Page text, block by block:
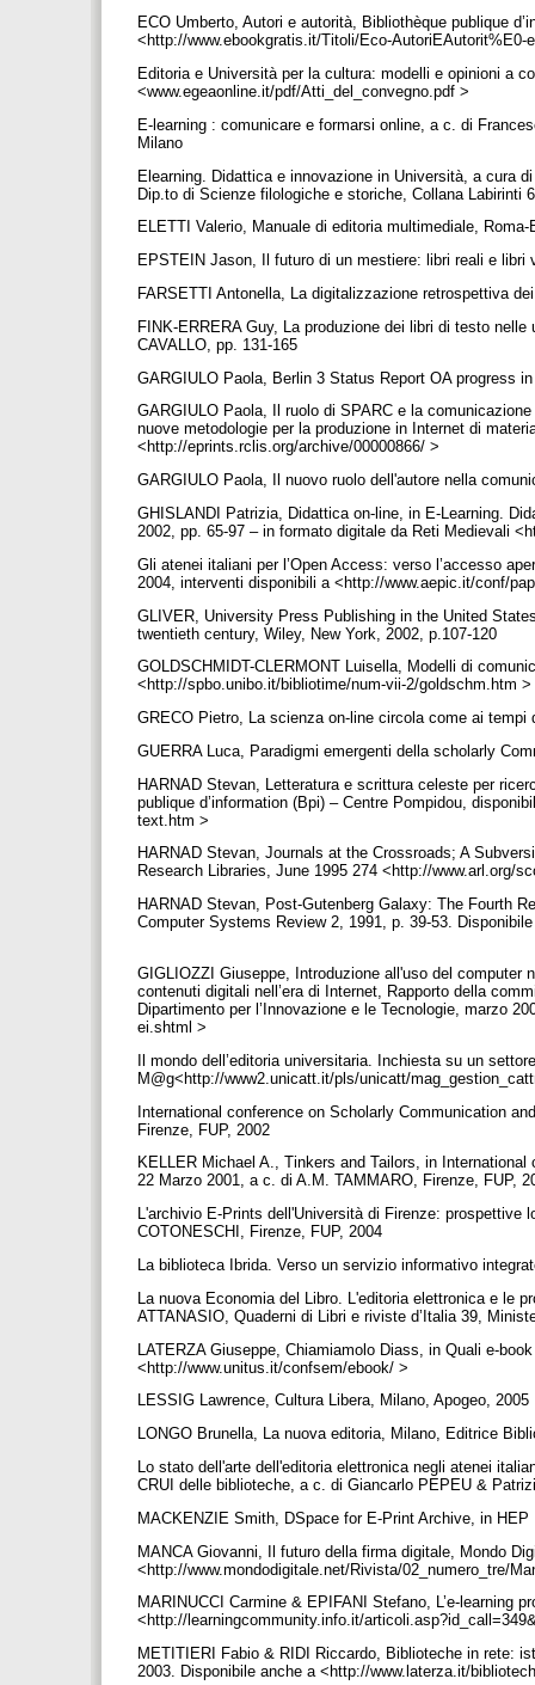
ECO Umberto, Autori e autorità, Bibliothèque publique
<http://www.ebookgratis.it/Titoli/Eco-
Editoria e Università per la cultura: modelli e opinioni a
<www.egeaonline.it/pdf/Atti_del_convegno.pdf >
E-learning : comunicare e formarsi online, a c. di
Milano
Elearning. Didattica e innovazione in Università, a cura
Dip.to di Scienze filologiche e storiche, Collana Labirinti
ELETTI Valerio, Manuale di editoria multimediale,
EPSTEIN Jason, Il futuro di un mestiere: libri reali e
FARSETTI Antonella, La digitalizzazione retrospettiva
FINK-ERRERA Guy, La produzione dei libri di testo
CAVALLO, pp. 131-165
GARGIULO Paola, Berlin 3 Status Report OA progress
GARGIULO Paola, Il ruolo di SPARC e la
nuove metodologie per la produzione in Internet di
<http://eprints.rclis.org/archive/00000866/ >
GARGIULO Paola, Il nuovo ruolo dell'autore nella
GHISLANDI Patrizia, Didattica on-line, in E-Learning.
2002, pp. 65-97 – in formato digitale da Reti Medievali
Gli atenei italiani per l’Open Access: verso l’accesso
2004, interventi disponibili a <http://www.aepic.it/conf/
GLIVER, University Press Publishing in the United
twentieth century, Wiley, New York, 2002, p.107-120
GOLDSCHMIDT-CLERMONT Luisella, Modelli di
<http://spbo.unibo.it/bibliotime/num-vii-2/goldschm.htm >
GRECO Pietro, La scienza on-line circola come ai
GUERRA Luca, Paradigmi emergenti della scholarly
HARNAD Stevan, Letteratura e scrittura celeste per
publique d’information (Bpi) – Centre Pompidou,
text.htm >
HARNAD Stevan, Journals at the Crossroads; A
Research Libraries, June 1995 274 <http://www.arl.org/
HARNAD Stevan, Post-Gutenberg Galaxy: The Fourth
Computer Systems Review 2, 1991, p. 39-53.
GIGLIOZZI Giuseppe, Introduzione all'uso del computer
contenuti digitali nell’era di Internet, Rapporto della
Dipartimento per l’Innovazione e le Tecnologie, marzo
ei.shtml >
Il mondo dell’editoria universitaria. Inchiesta su un
M@g<http://www2.unicatt.it/pls/unicatt/
International conference on Scholarly Communication
Firenze, FUP, 2002
KELLER Michael A., Tinkers and Tailors, in
22 Marzo 2001, a c. di A.M. TAMMARO, Firenze, FUP,
L'archivio E-Prints dell'Università di Firenze:
COTONESCHI, Firenze, FUP, 2004
La biblioteca Ibrida. Verso un servizio informativo
La nuova Economia del Libro. L'editoria elettronica e le
ATTANASIO, Quaderni di Libri e riviste d’Italia 39,
LATERZA Giuseppe, Chiamiamolo Diass, in Quali e-
<http://www.unitus.it/confsem/ebook/ >
LESSIG Lawrence, Cultura Libera, Milano, Apogeo, 2005
LONGO Brunella, La nuova editoria, Milano, Editrice
Lo stato dell'arte dell'editoria elettronica negli atenei
CRUI delle biblioteche, a c. di Giancarlo PEPEU &
MACKENZIE Smith, DSpace for E-Print Archive, in
MANCA Giovanni, Il futuro della firma digitale, Mondo
<http://www.mondodigitale.net/Rivista/02_numero_tre/
MARINUCCI Carmine & EPIFANI Stefano, L’e-learning
<http://learningcommunity.info.it/
METITIERI Fabio & RIDI Riccardo, Biblioteche in rete:
2003. Disponibile anche a <http://www.laterza.it/